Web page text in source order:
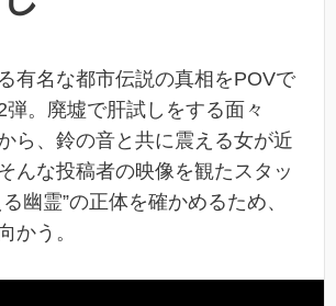
有名な都市伝説の真相をPOVで
。廃墟で肝試しをする面々
ら、鈴の音と共に震える女が近
んな投稿者の映像を観たスタッ
幽霊”の正体を確かめるため、
かう。